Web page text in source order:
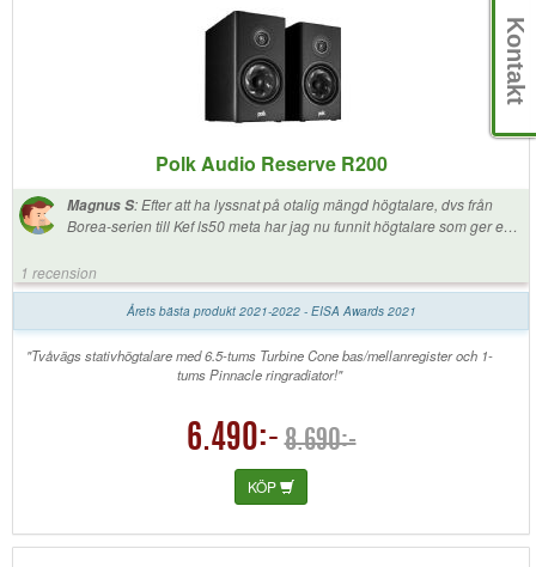
Polk Audio Reserve R200
Magnus S:Efter att ha lyssnat på otalig mängd högtalare, dvs från
Borea-serien till Kef ls50 meta har jag nu funnit högtalare som ger en
skarpa/ansträngande (läs lyssningströtthet under längre sessioner).
Sammanfattningsvis en bra allrounder som återger musik och film med
auktoritet.
1 recension
Årets bästa produkt 2021-2022 - EISA Awards 2021
"Tvåvägs stativhögtalare med 6.5-tums Turbine Cone bas/mellanregister och 1-
tums Pinnacle ringradiator!"
6.490:- 8.690:-
KÖP
Kontakt